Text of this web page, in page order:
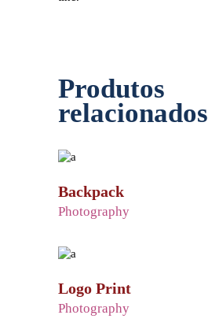
Produtos
relacionados
Backpack
Photography
Logo Print
Photography